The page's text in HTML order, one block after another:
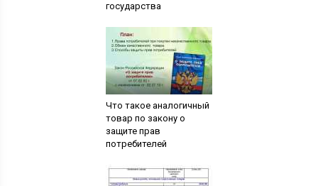
государства
Что такое аналогичный
товар по закону о
защите прав
потребителей